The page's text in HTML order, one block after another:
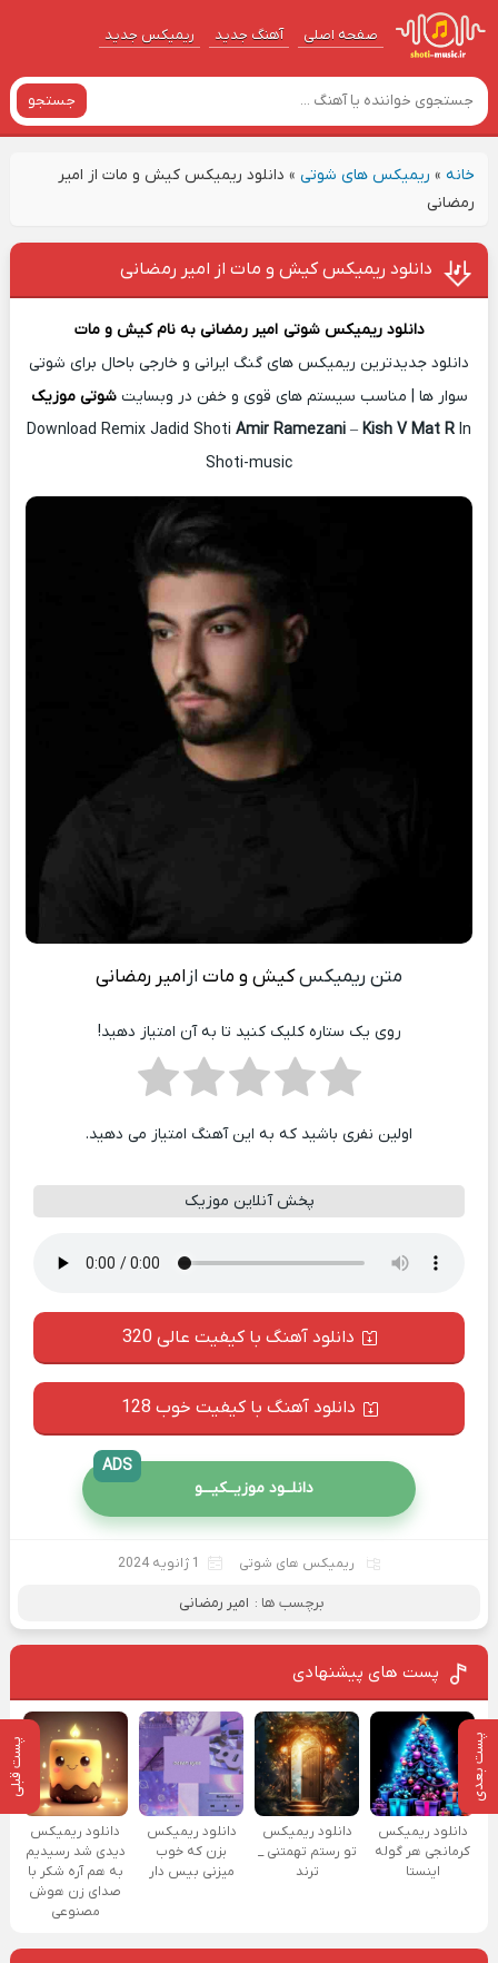
صفحه اصلی آهنگ‌ جدید ریمیکس جدید
جستجو
خانه» ریمیکس های شوتی» دانلود ریمیکس کیش و مات از امیر
رمضانی
پست بعدی پست قبلی
دانلود ریمیکس کیش و مات از امیر رمضانی
دانلود ریمیکس شوتی امیر رمضانی به نامکیش و مات
دانلود جدیدترین ریمیکس های گنگ ایرانی و خارجی باحال برای شوتی
سوار ها | مناسب سیستم های قوی و خفن در وبسایتشوتی موزیک
Download Remix Jadid Shoti Amir Ramezani – Kish V Mat R In
Shoti-music
متن ریمیکسکیش و مات از امیر رمضانی
روی یک ستاره کلیک کنید تا به آن امتیاز دهید!
اولین نفری باشید که به این آهنگ امتیاز می دهید.
پخش آنلاین موزیک
دانلود آهنگ با کیفیت عالی 320
دانلود آهنگ با کیفیت خوب 128
دانلــود موزیــکیـــو
ADS
ریمیکس های شوتی 1 ژانویه 2024
برچسب ها : امیر رمضانی
پست های پیشنهادی
دانلود ریمیکس
کرمانجی هر گوله
اینستا
دانلود ریمیکس
تو رستم تهمتنی _
ترند
دانلود ریمیکس
بزن که خوب
میزنی بیس دار
دانلود ریمیکس
دیدی شد رسیدیم
به هم آره شکر با
صدای زن هوش
مصنوعی